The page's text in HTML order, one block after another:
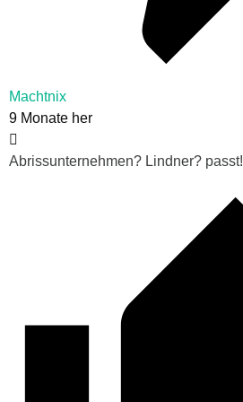
Machtnix
9 Monate her
Abrissunternehmen? Lindner? passt!